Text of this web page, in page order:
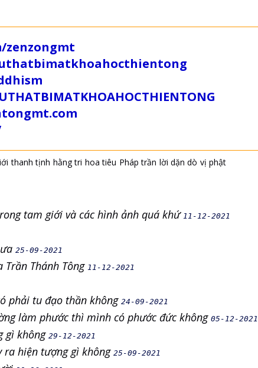
zenzongmt
thanh tịnh hằng tri hoa tiêu Pháp trần lời dặn dò vị phật
tam giới và các hình ảnh quá khứ 11-12-2021
25-09-2021
Trần Thánh Tông 11-12-2021
phải tu đạo thần không 24-09-2021
làm phước thì mình có phước đức không 05-12-2021
gì không 29-12-2021
ra hiện tượng gì không 25-09-2021